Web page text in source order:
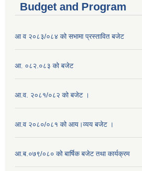
Budget and Program
आ व २०८३/०८४ को सभामा प्रस्तावित बजेट
आ. ०८२.०८३ को बजेट
आ.व. २०८१/०८२ को बजेट ।
आ.व २०८०/०८१ को आय।व्यय बजेट ।
आ.ब.०७९/०८० को बार्षिक बजेट तथा कार्यक्रम